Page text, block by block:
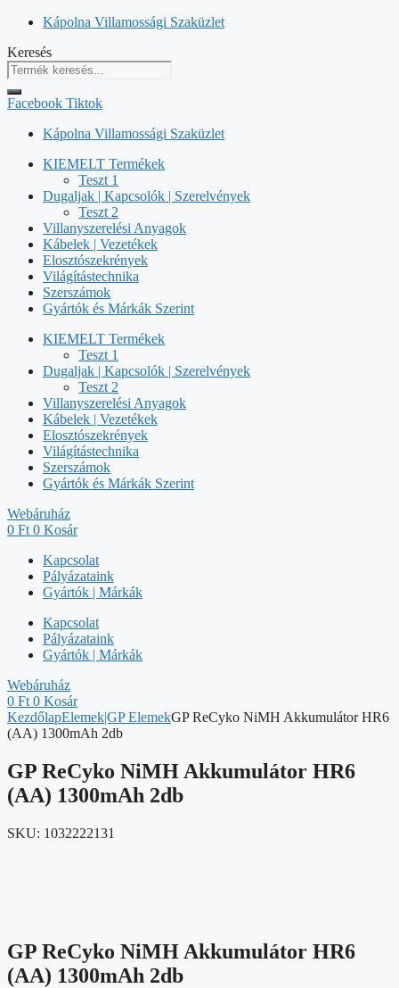
Kilépés
tartalomba
Kápolna Villamossági Szaküzlet
Keresés
Facebook Tiktok
Kápolna Villamossági Szaküzlet
KIEMELT Termékek
Teszt 1
Dugaljak | Kapcsolók | Szerelvények
Teszt 2
Villanyszerelési Anyagok
Kábelek | Vezetékek
Elosztószekrények
Világítástechnika
Szerszámok
Gyártók és Márkák Szerint
KIEMELT Termékek
Teszt 1
Dugaljak | Kapcsolók | Szerelvények
Teszt 2
Villanyszerelési Anyagok
Kábelek | Vezetékek
Elosztószekrények
Világítástechnika
Szerszámok
Gyártók és Márkák Szerint
Webáruház
0 Ft 0 Kosár
Kapcsolat
Pályázataink
Gyártók | Márkák
Kapcsolat
Pályázataink
Gyártók | Márkák
Webáruház
0 Ft 0 Kosár
KezdőlapElemek|GP ElemekGP ReCyko NiMH Akkumulátor HR6
(AA) 1300mAh 2db
GP ReCyko NiMH Akkumulátor HR6
(AA) 1300mAh 2db
SKU: 1032222131
GP ReCyko NiMH Akkumulátor HR6
(AA) 1300mAh 2db